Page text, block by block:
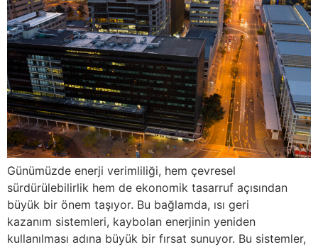
Günümüzde enerji verimliliği, hem çevresel
sürdürülebilirlik hem de ekonomik tasarruf açısından
büyük bir önem taşıyor. Bu bağlamda, ısı geri
kazanım sistemleri, kaybolan enerjinin yeniden
kullanılması adına büyük bir fırsat sunuyor. Bu sistemler,